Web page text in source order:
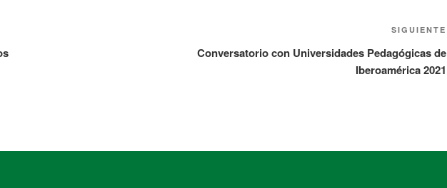
SIGUIENTE
Conversatorio con Universidades Pedagógicas de
Iberoamérica 2021